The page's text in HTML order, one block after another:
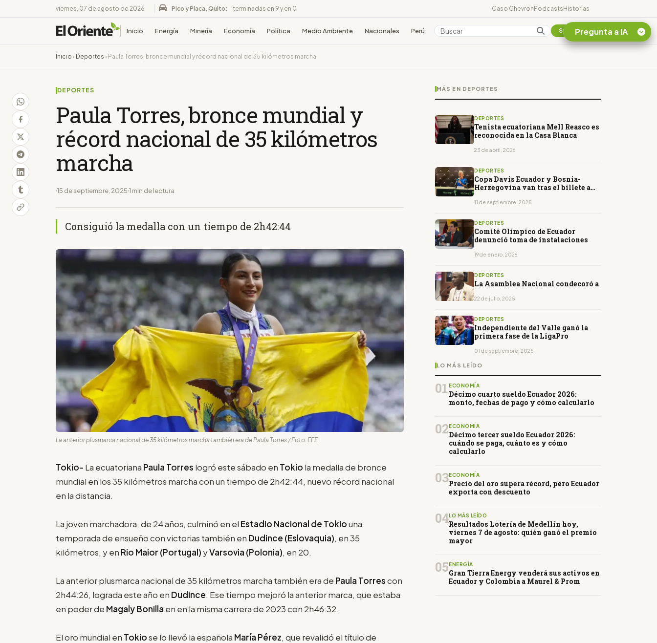
viernes, 07 de agosto de 2026 Pico y Placa, Quito: terminadas en 9 y en 0 Caso ChevronPodcastsHistorias
Inicio Energía Minería Economía Política Medio Ambiente Nacionales Perú Colombia Suscribirse
Inicio › Deportes › Paula Torres, bronce mundial y récord nacional de 35 kilómetros marcha
DEPORTES
Paula Torres, bronce mundial y
récord nacional de 35 kilómetros
marcha
15 de septiembre, 2025 1 min de lectura
Consiguió la medalla con un tiempo de 2h42:44
La anterior plusmarca nacional de 35 kilómetros marcha también era de Paula Torres / Foto: EFE
Tokio- La ecuatoriana Paula Torres logró este sábado en Tokio la medalla de bronce
mundial en los 35 kilómetros marcha con un tiempo de 2h42:44, nuevo récord nacional
en la distancia.
La joven marchadora, de 24 años, culminó en el Estadio Nacional de Tokiouna
temporada de ensueño con victorias también en Dudince (Eslovaquia), en 35
kilómetros, y en Rio Maior (Portugal) yVarsovia (Polonia), en 20.
La anterior plusmarca nacional de 35 kilómetros marcha también era de Paula Torrescon
2h44:26, lograda este año en Dudince. Ese tiempo mejoró la anterior marca, que estaba
en poder de Magaly Bonilla en en la misma carrera de 2023 con 2h46:32.
El oro mundial en Tokiose lo llevó la española María Pérez, que revalidó el título de
MÁS EN DEPORTES
DEPORTES
Tenista ecuatoriana Mell Reasco es
reconocida en la Casa Blanca
23 de abril, 2026
DEPORTES
Copa Davis Ecuador y Bosnia-
Herzegovina van tras el billete a
11 de septiembre, 2025
DEPORTES
Comité Olímpico de Ecuador
denunció toma de instalaciones
19 de enero, 2026
DEPORTES
La Asamblea Nacional condecoró a
22 de julio, 2025
DEPORTES
Independiente del Valle ganó la
primera fase de la LigaPro
01 de septiembre, 2025
LO MÁS LEÍDO
01 ECONOMÍA
Décimo cuarto sueldo Ecuador 2026:
monto, fechas de pago y cómo calcularlo
02 ECONOMÍA
Décimo tercer sueldo Ecuador 2026:
cuándo se paga, cuánto es y cómo
calcularlo
03ECONOMÍA
Precio del oro supera récord, pero Ecuador
exporta con descuento
04LO MÁS LEÍDO
Resultados Lotería de Medellín hoy,
viernes 7 de agosto: quién ganó el premio
mayor
05 ENERGÍA
Gran Tierra Energy venderá sus activos en
Ecuador y Colombia a Maurel & Prom
Pregunta a IA